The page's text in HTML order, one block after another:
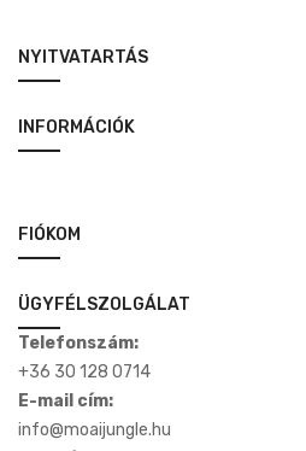
NYITVATARTÁS
INFORMÁCIÓK
FIÓKOM
ÜGYFÉLSZOLGÁLAT
Telefonszám:
+36 30 128 0714
E-mail cím:
info@moaijungle.hu